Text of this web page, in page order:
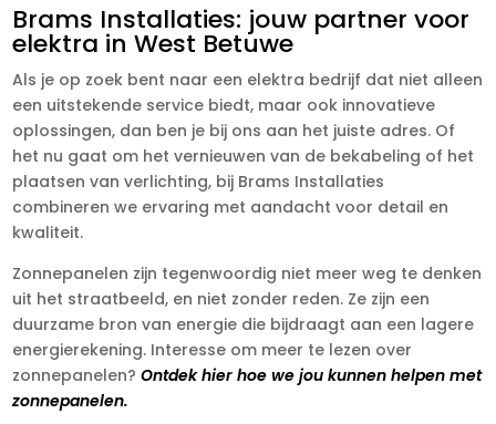
Brams Installaties: jouw partner voor
elektra in West Betuwe
Als je op zoek bent naar een elektra bedrijf dat niet alleen
een uitstekende service biedt, maar ook innovatieve
oplossingen, dan ben je bij ons aan het juiste adres. Of
het nu gaat om het vernieuwen van de bekabeling of het
plaatsen van verlichting, bij Brams Installaties
combineren we ervaring met aandacht voor detail en
kwaliteit.
Zonnepanelen zijn tegenwoordig niet meer weg te denken
uit het straatbeeld, en niet zonder reden. Ze zijn een
duurzame bron van energie die bijdraagt aan een lagere
energierekening. Interesse om meer te lezen over
zonnepanelen?Ontdek hier hoe we jou kunnen helpen met
zonnepanelen.